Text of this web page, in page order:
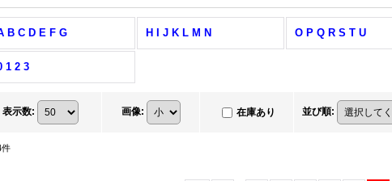
B C D E F G H I J K L M N O P Q R S T U
1 2 3
表示数: 画像: 在庫あり 並び順:
件